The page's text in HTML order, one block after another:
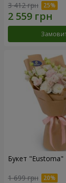
3 412 грн
Букет "Eustoma"
1 699 грн